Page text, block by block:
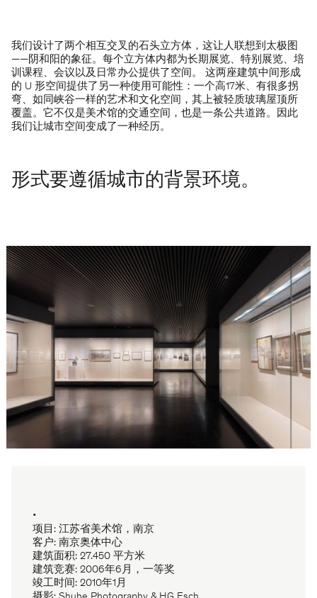
我们设计了两个相互交叉的石头立方体，这让人联想到太极图
——阴和阳的象征。每个立方体内都为长期展览、特别展览、培
训课程、会议以及日常办公提供了空间。 这两座建筑中间形成
的 U 形空间提供了另一种使用可能性：一个高17米、有很多拐
弯、如同峡谷一样的艺术和文化空间，其上被轻质玻璃屋顶所
覆盖。它不仅是美术馆的交通空间，也是一条公共道路。因此
我们让城市空间变成了一种经历。
形式要遵循城市的背景环境。
•
项目: 江苏省美术馆，南京
客户: 南京奥体中心
建筑面积: 27.450 平方米
建筑竞赛: 2006年6月，一等奖
竣工时间: 2010年1月